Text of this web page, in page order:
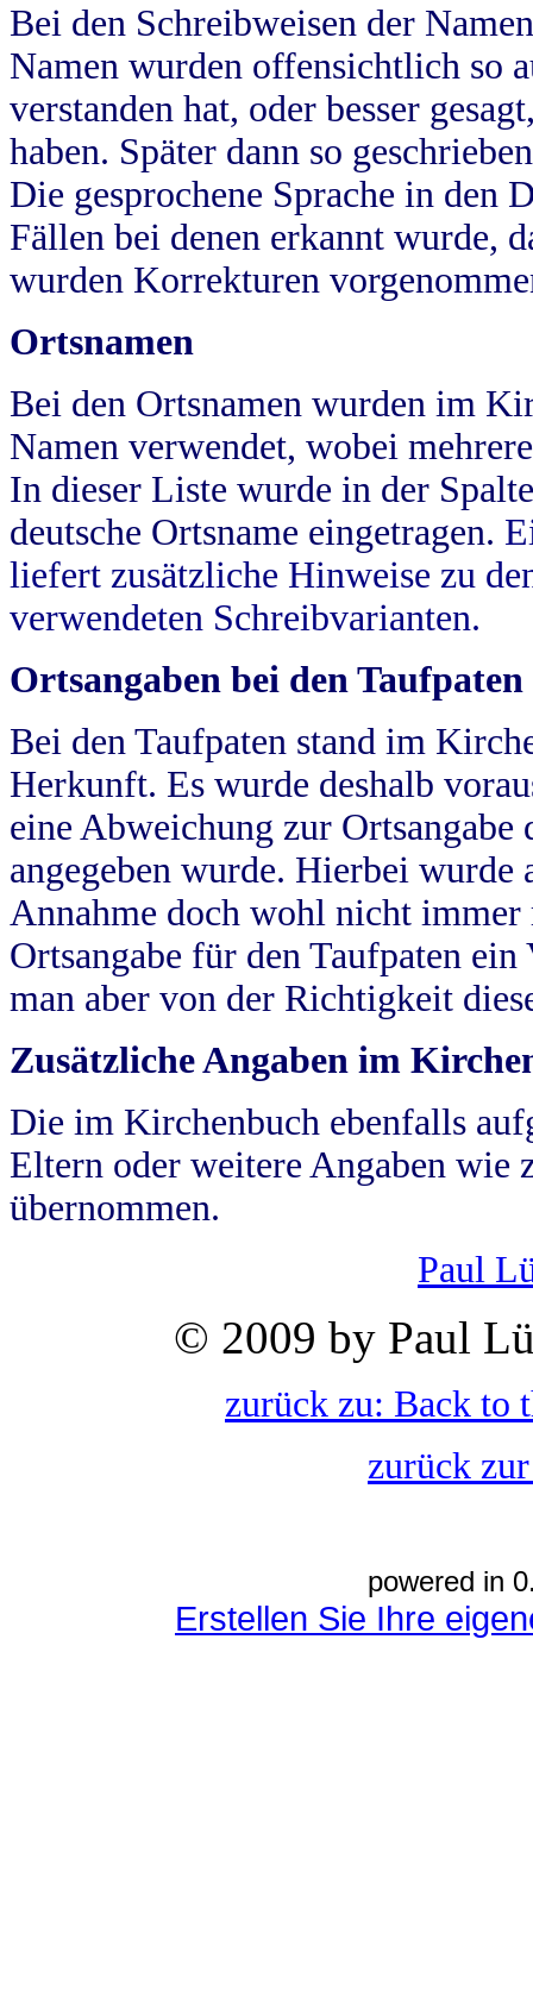
Bei den Schreibweisen der
Namen wurden offensichtlich so
verstanden hat, oder besser
haben. Später dann so
Die gesprochene Sprache in
Fällen bei denen erkannt wurde,
wurden Korrekturen
Ortsnamen
Bei den Ortsnamen wurden im
Namen verwendet, wobei
In dieser Liste wurde in der
deutsche Ortsname eingetragen.
liefert zusätzliche Hinweise zu
verwendeten Schreibvarianten.
Ortsangaben bei den Taufpaten
Bei den Taufpaten stand im
Herkunft. Es wurde deshalb
eine Abweichung zur
angegeben wurde. Hierbei wurde
Annahme doch wohl nicht
Ortsangabe für den Taufpaten
man aber von der Richtigkeit
Zusätzliche Angaben im
Die im Kirchenbuch ebenfalls
Eltern oder weitere Angaben wie
übernommen.
Paul
© 2009 by Paul
zurück zu: Back to
zurück
powered in
Erstellen Sie Ihre